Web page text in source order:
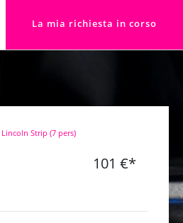
La mia richiesta in corso
Lincoln Strip (7 pers)
101 €*